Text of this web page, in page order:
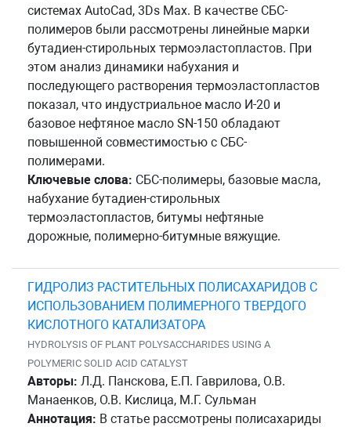
системах AutoCad, 3Ds Max. В качестве СБС-
полимеров были рассмотрены линейные марки
бутадиен-стирольных термоэластопластов. При
этом анализ динамики набухания и
последующего растворения термоэластопластов
показал, что индустриальное масло И-20 и
базовое нефтяное масло SN-150 обладают
повышенной совместимостью с СБС-
полимерами.
Ключевые слова: СБС-полимеры, базовые масла,
набухание бутадиен-стирольных
термоэластопластов, битумы нефтяные
дорожные, полимерно-битумные вяжущие.
ГИДРОЛИЗ РАСТИТЕЛЬНЫХ ПОЛИСАХАРИДОВ С
ИСПОЛЬЗОВАНИЕМ ПОЛИМЕРНОГО ТВЕРДОГО
КИСЛОТНОГО КАТАЛИЗАТОРА
HYDROLYSIS OF PLANT POLYSACCHARIDES USING A
POLYMERIC SOLID ACID CATALYST
Авторы: Л.Д. Панскова, Е.П. Гаврилова, О.В.
Манаенков, О.В. Кислица, М.Г. Сульман
Аннотация: В статье рассмотрены полисахариды